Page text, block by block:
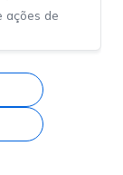
ações de